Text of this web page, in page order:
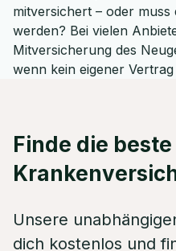
mitversichert – oder
werden? Bei vielen
Mitversicherung des
wenn kein eigener
Finde die
Unsere
dich kostenlos und